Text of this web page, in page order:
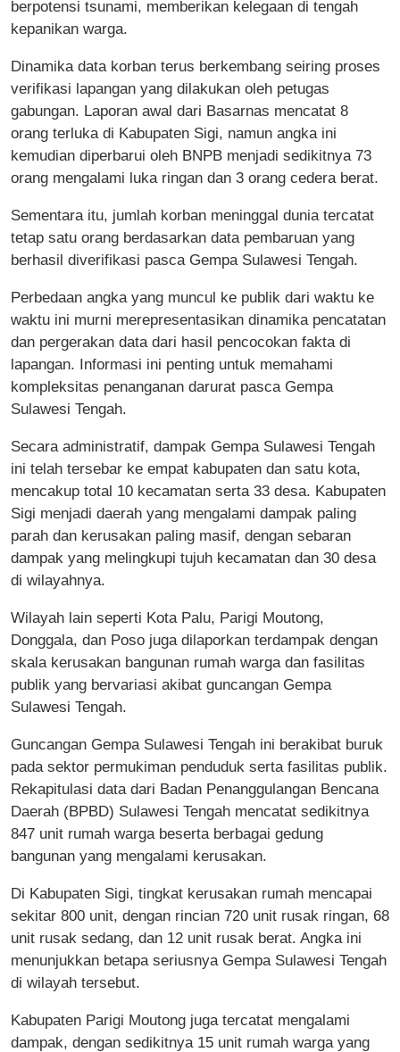
berpotensi tsunami, memberikan kelegaan di tengah
kepanikan warga.
Dinamika data korban terus berkembang seiring proses
verifikasi lapangan yang dilakukan oleh petugas
gabungan. Laporan awal dari Basarnas mencatat 8
orang terluka di Kabupaten Sigi, namun angka ini
kemudian diperbarui oleh BNPB menjadi sedikitnya 73
orang mengalami luka ringan dan 3 orang cedera berat.
Sementara itu, jumlah korban meninggal dunia tercatat
tetap satu orang berdasarkan data pembaruan yang
berhasil diverifikasi pasca Gempa Sulawesi Tengah.
Perbedaan angka yang muncul ke publik dari waktu ke
waktu ini murni merepresentasikan dinamika pencatatan
dan pergerakan data dari hasil pencocokan fakta di
lapangan. Informasi ini penting untuk memahami
kompleksitas penanganan darurat pasca Gempa
Sulawesi Tengah.
Secara administratif, dampak Gempa Sulawesi Tengah
ini telah tersebar ke empat kabupaten dan satu kota,
mencakup total 10 kecamatan serta 33 desa. Kabupaten
Sigi menjadi daerah yang mengalami dampak paling
parah dan kerusakan paling masif, dengan sebaran
dampak yang melingkupi tujuh kecamatan dan 30 desa
di wilayahnya.
Wilayah lain seperti Kota Palu, Parigi Moutong,
Donggala, dan Poso juga dilaporkan terdampak dengan
skala kerusakan bangunan rumah warga dan fasilitas
publik yang bervariasi akibat guncangan Gempa
Sulawesi Tengah.
Guncangan Gempa Sulawesi Tengah ini berakibat buruk
pada sektor permukiman penduduk serta fasilitas publik.
Rekapitulasi data dari Badan Penanggulangan Bencana
Daerah (BPBD) Sulawesi Tengah mencatat sedikitnya
847 unit rumah warga beserta berbagai gedung
bangunan yang mengalami kerusakan.
Di Kabupaten Sigi, tingkat kerusakan rumah mencapai
sekitar 800 unit, dengan rincian 720 unit rusak ringan, 68
unit rusak sedang, dan 12 unit rusak berat. Angka ini
menunjukkan betapa seriusnya Gempa Sulawesi Tengah
di wilayah tersebut.
Kabupaten Parigi Moutong juga tercatat mengalami
dampak, dengan sedikitnya 15 unit rumah warga yang